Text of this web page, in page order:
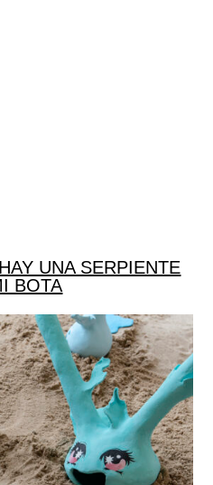
UNA SERPIENTE
BOTA